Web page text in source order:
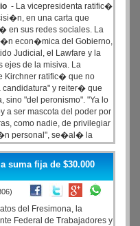
- La vicepresidenta ratific�
en una carta que
en sus redes sociales. La
econ�mica del Gobierno,
Judicial, el Lawfare y la
ejes de la misiva. La
Kirchner ratific� que no
y reiter� que
sino "del peronismo". "Ya lo
a ser mascota del poder por
como nadie, de privilegiar
personal", se�al� la
difundi� en sus redes
desde hace
de una persona,
:
fija de $30.000
del Fresimona, la
Federal de Trabajadores y